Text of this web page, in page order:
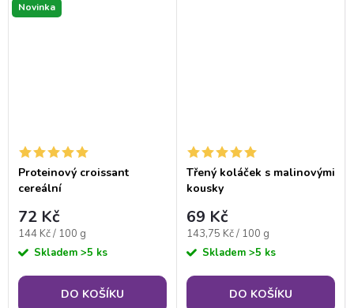
Ciok spájí měkké kakaové
Novinka
Proteinový croissant
cereální
72 Kč
Měrná
cena:
144 Kč / 100 g
Skladem >5 ks
DO KOŠÍKU
Třený koláček s malinovými
kousky
69 Kč
Měrná
cena:
143,75 Kč / 100 g
Skladem >5 ks
DO KOŠÍKU